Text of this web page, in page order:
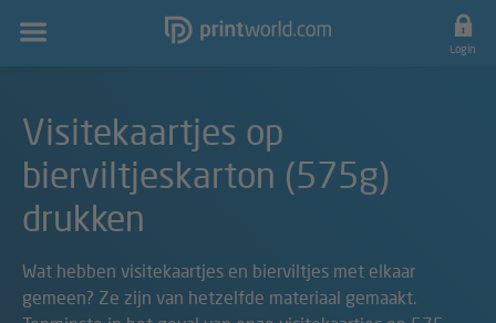
Hoofdnavigatie
Login
Visitekaartjes op
bierviltjeskarton (575g)
drukken
Wat hebben visitekaartjes en bierviltjes met elkaar
gemeen? Ze zijn van hetzelfde materiaal gemaakt.